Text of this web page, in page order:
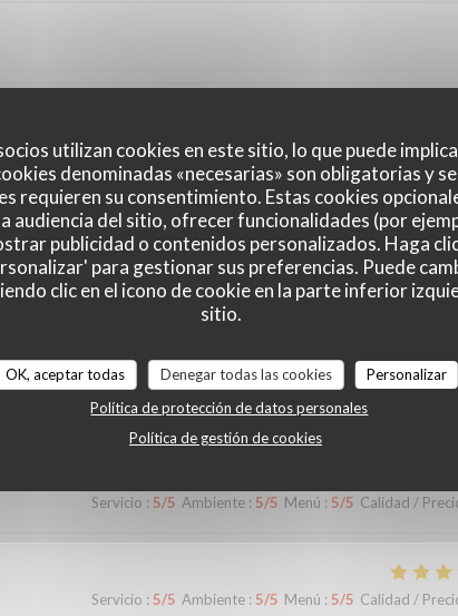
utilizan cookies en este sitio, lo que puede
denominadas «necesarias» son obligatorias y
requieren su consentimiento. Estas cookies
audiencia del sitio, ofrecer funcionalidades (por
publicidad o contenidos personalizados. Haga
para gestionar sus preferencias. Puede
clic en el icono de cookie en la parte inferior
sitio.
OK, aceptar todas Denegar todas las cookies
Personalizar
Política de protección de datos personales
Política de gestión de cookies
Ambiente
Servicio:4/5 Ambiente: 3/5 Menú:5/5 Calidad / Precio
Servicio : 5/5 Ambiente: 5/5 Menú : 5/5 Calidad /
Servicio : 5/5 Ambiente: 5/5 Menú : 5/5 Calidad /